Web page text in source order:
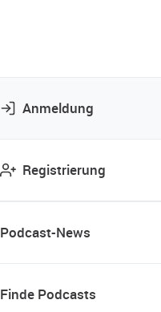
Anmeldung
Registrierung
Podcast-News
Finde Podcasts